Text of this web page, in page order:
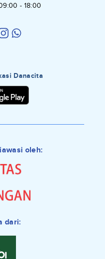
- 18:00
Danacita
oleh:
dari: